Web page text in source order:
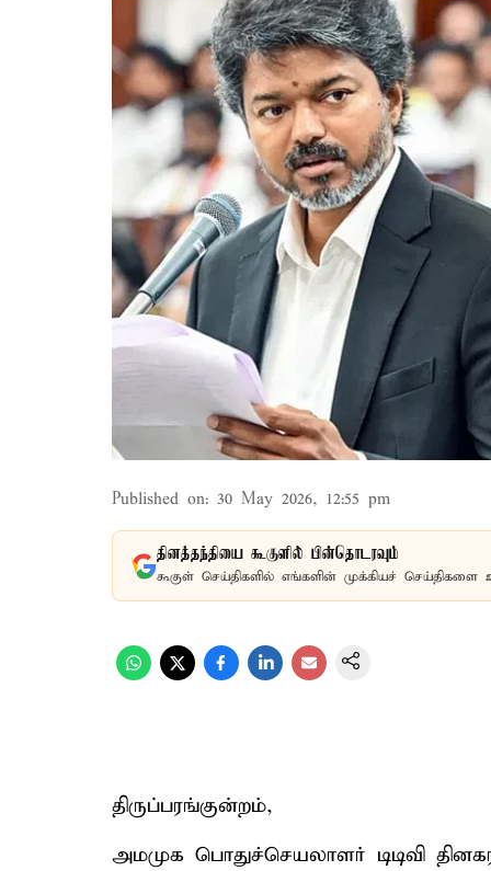
Published on: 30 May 2026, 12:55 pm
தினத்தந்தியை கூகுளில் பின்தொடரவும்
கூகுள் செய்திகளில் எங்களின் முக்கியச் செய்திகளை
திருப்பரங்குன்றம்,
அமமுக பொதுச்செயலாளர் டிடிவி